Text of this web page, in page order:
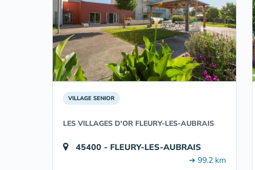
VILLAGE SENIOR
LES VILLAGES D'OR FLEURY-LES-AUBRAIS
45400 - FLEURY-LES-AUBRAIS
➔ 99.2 km